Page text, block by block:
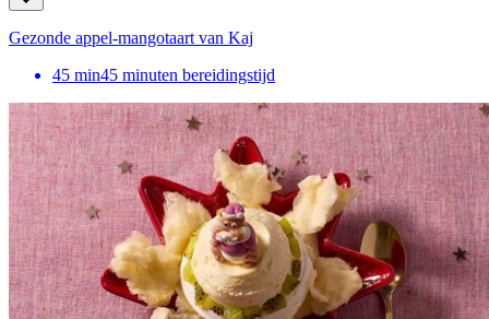
Gezonde appel-mangotaart van Kaj
45 min45 minuten bereidingstijd